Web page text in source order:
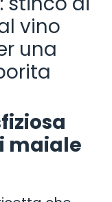
vino
una
maiale